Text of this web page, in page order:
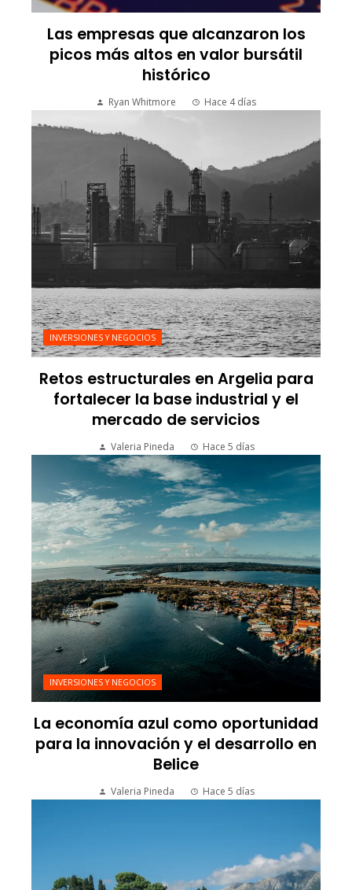
Las empresas que alcanzaron los
picos más altos en valor bursátil
histórico
Ryan Whitmore Hace 4 días
INVERSIONES Y NEGOCIOS
Retos estructurales en Argelia para
fortalecer la base industrial y el
mercado de servicios
Valeria Pineda Hace 5 días
INVERSIONES Y NEGOCIOS
La economía azul como oportunidad
para la innovación y el desarrollo en
Belice
Valeria Pineda Hace 5 días